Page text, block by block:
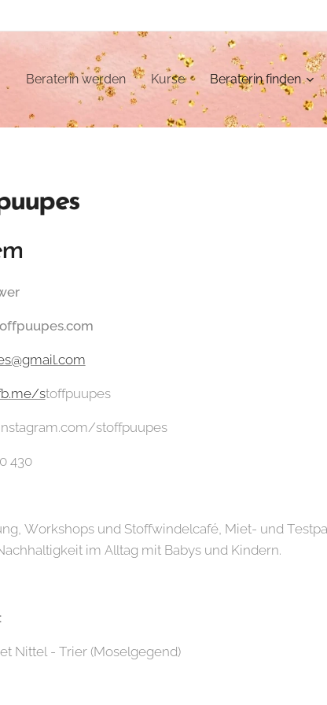
Beraterin werden Kurse Beraterin finden
stoffpuupes
stoffpuupes
430
Workshops und Stoffwindelcafé, Miet- und
im Alltag mit Babys und Kindern.
Nittel - Trier (Moselgegend)